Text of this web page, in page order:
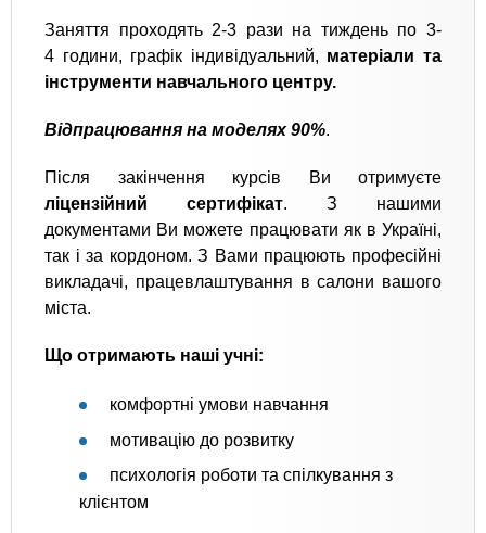
Заняття проходять 2-3 рази на тиждень по 3-
4 години, графік індивідуальний, матеріали та
інструменти навчального центру.
Відпрацювання на моделях 90%.
Після закінчення курсів Ви отримуєте
ліцензійний сертифікат. З нашими
документами Ви можете працювати як в Україні,
так і за кордоном. З Вами працюють професійні
викладачі, працевлаштування в салони вашого
міста.
Що отримають наші учні:
комфортні умови навчання
мотивацію до розвитку
психологія роботи та спілкування з
клієнтом